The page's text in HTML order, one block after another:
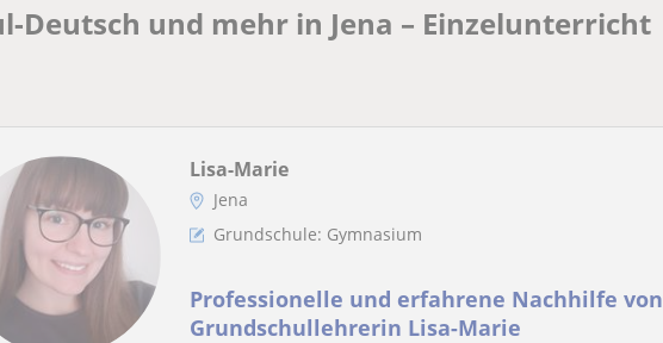
und mehr in Jena – Einzelunterricht
Lisa-Marie
Jena
Grundschule: Gymnasium
Professionelle und erfahrene Nachhilfe von
Grundschullehrerin Lisa-Marie